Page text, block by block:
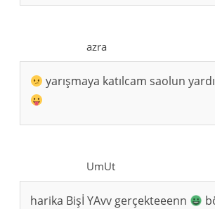
azra
yarışmaya katılcam saolun
UmUt
harika Bişİ YAvv gerçekteeenn